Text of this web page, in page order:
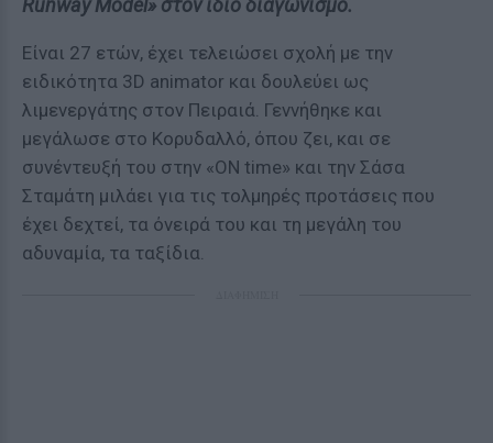
Runway Model» στον ίδιο διαγωνισμό.
Είναι 27 ετών, έχει τελειώσει σχολή με την
ειδικότητα 3D animator και δουλεύει ως
λιμενεργάτης στον Πειραιά. Γεννήθηκε και
μεγάλωσε στο Κορυδαλλό, όπου ζει, και σε
συνέντευξή του στην «ΟΝ time» και την Σάσα
Σταμάτη μιλάει για τις τολμηρές προτάσεις που
έχει δεχτεί, τα όνειρά του και τη μεγάλη του
αδυναμία, τα ταξίδια.